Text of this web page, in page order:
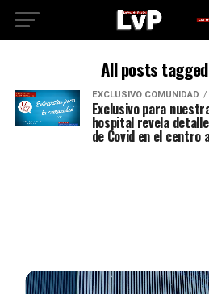
All posts
EXCLUSIVO COMUNIDAD
Exclusivo para
hospital revela
de Covid en el centro